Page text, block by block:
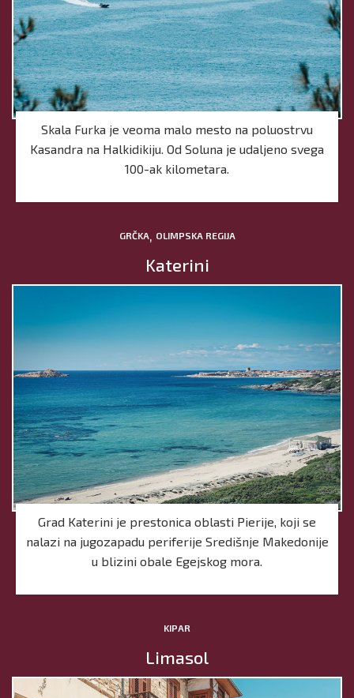
Skala Furka je veoma malo mesto na poluostrvu
Kasandra na Halkidikiju. Od Soluna je udaljeno svega
100-ak kilometara.
GRČKA, OLIMPSKA REGIJA
Katerini
Grad Katerini je prestonica oblasti Pierije, koji se
nalazi na jugozapadu periferije Središnje Makedonije
u blizini obale Egejskog mora.
KIPAR
Limasol